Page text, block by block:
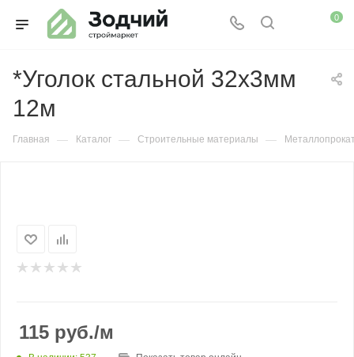
0
*Уголок стальной 32х3мм
12м
Главная — Каталог — Строительные материалы —
115 руб./м